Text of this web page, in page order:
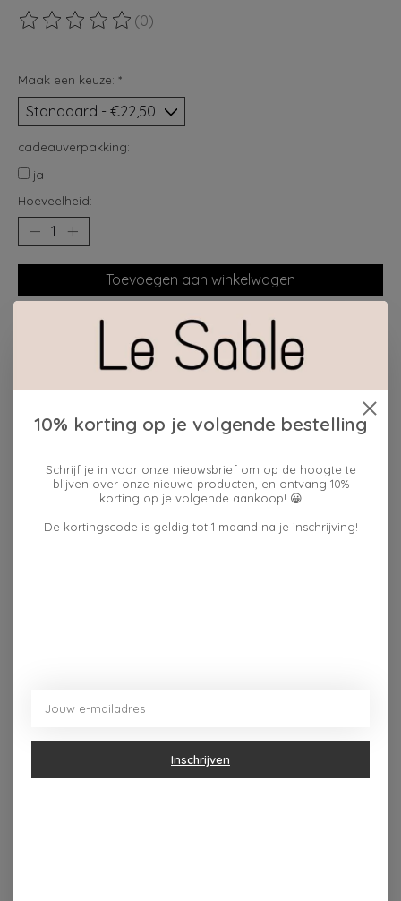
De beoordeling van dit product is
(0)
Maak een keuze: *
cadeauverpakking:
ja
Hoeveelheid:
Toevoegen aan winkelwagen
Plaats bestelling
Toevoegen om te vergelijken
Beschrijving Reviews (0)
Afgewerkt met contrasterende biezen, een handig
Dit vind je misschien ook leuk
Items van productcarrousel
10% korting op je volgende bestelling
Schrijf je in voor onze nieuwsbrief om op de hoogte te
blijven over onze nieuwe producten, en ontvang 10%
korting op je volgende aankoop! 😀
De kortingscode is geldig tot 1 maand na je inschrijving!
Inschrijven